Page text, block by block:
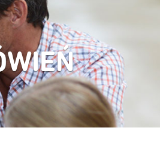
Livisto - Twoja platforma